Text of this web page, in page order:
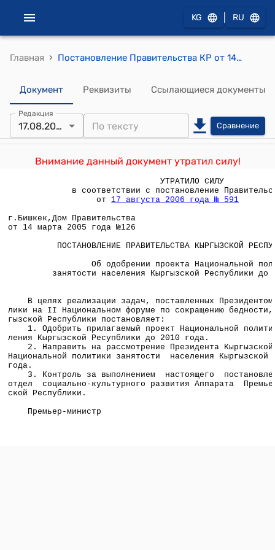
KG RU
Главная › Постановление Правительства КР от 14 марта 2005 года №126 "Об одобрении проекта Национальной политики занятости населения Кыргызской Республики до 2010 года"
Документ Реквизиты Ссылающиеся документы
Редакция
17.08.2006 Сравнение
Внимание данный документ утратил силу!